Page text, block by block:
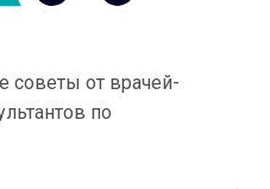
советы от врачей-
по